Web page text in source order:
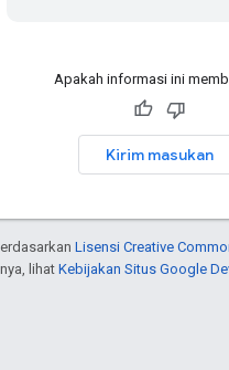
Apakah informasi ini
Kirim masukan
Lisensi Creative
lihat Kebijakan Situs Google